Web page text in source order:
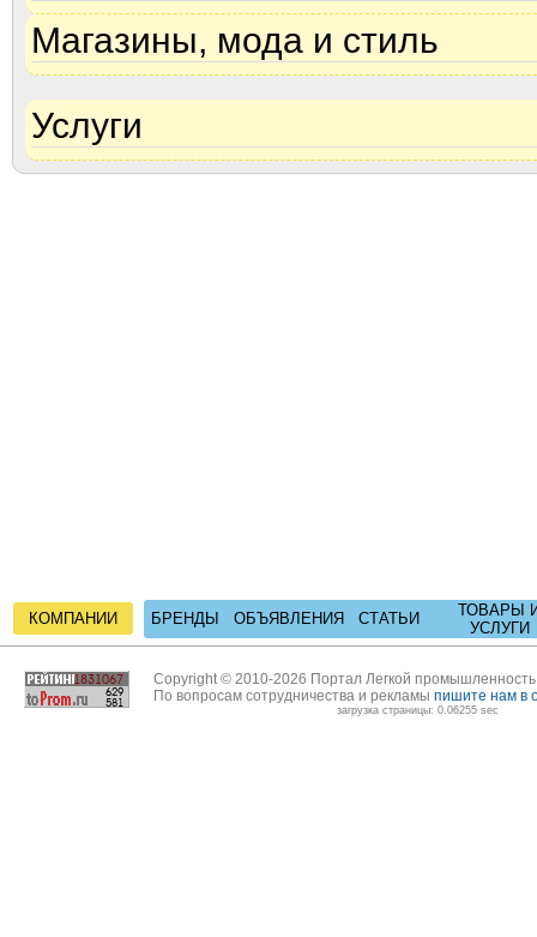
Магазины, мода и стиль
Услуги
КОМПАНИИ БРЕНДЫ ОБЪЯВЛЕНИЯ СТАТЬИ
ТОВАРЫ
УСЛУГИ
Copyright © 2010-2026 Портал Легкой
По вопросам сотрудничества и рекламы пишите нам в
загрузка страницы: 0.06255 sec